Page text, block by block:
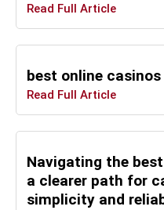
Read Full Article
best online casinos
Read Full Article
Navigating the
a clearer path for
simplicity and